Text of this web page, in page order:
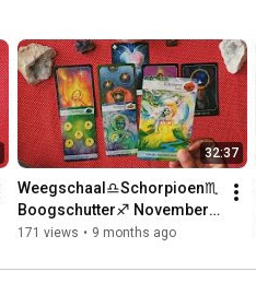
32:37
Weegschaal♎️Schorpioen♏️
Boogschutter♐️ November
2025✨️
171 views • 9 months ago